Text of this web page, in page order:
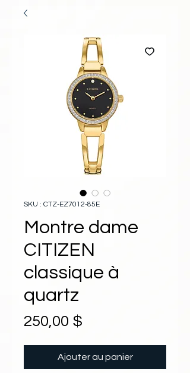
SKU : CTZ-EZ7012-85E
Montre dame
CITIZEN
classique à
quartz
250,00 $
Ajouter au panier